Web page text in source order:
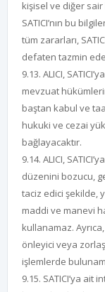
kişisel ve diğer
SATICI’nın bu
tüm zararları,
defaten tazmin
9.13. ALICI,
mevzuat
baştan kabul ve
hukuki ve cezai
bağlayacaktır.
9.14. ALICI,
düzenini bozucu,
taciz edici şekilde,
maddi ve manevi
kullanamaz.
önleyici veya
işlemlerde
9.15. SATICI’ya ait